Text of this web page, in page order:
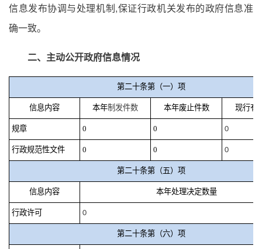
信息发布协调与处理机制,保证行政机关发布的政府信息准
确一致。
二、主动公开政府信息情况
第二十条第（一）项
信息内容 本年制发件数 本年废止件数 现行有
规章 0 0 0
行政规范性文件 0 0 0
第二十条第（五）项
信息内容 本年处理决定数量
行政许可 0
第二十条第（六）项